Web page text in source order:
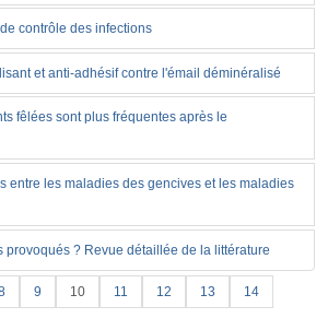
contrôle des infections
et anti-adhésif contre l'émail déminéralisé
fêlées sont plus fréquentes après le
entre les maladies des gencives et les maladies
? Revue détaillée de la littérature
9 10 11 12 13 14